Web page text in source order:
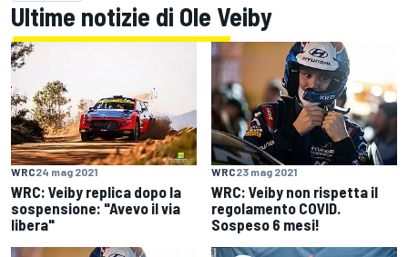
Ultime notizie di Ole Veiby
WRC24 mag 2021
WRC: Veiby replica dopo la
sospensione: "Avevo il via
libera"
WRC23 mag 2021
WRC: Veiby non rispetta il
regolamento COVID.
Sospeso 6 mesi!